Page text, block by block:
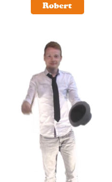
Robert